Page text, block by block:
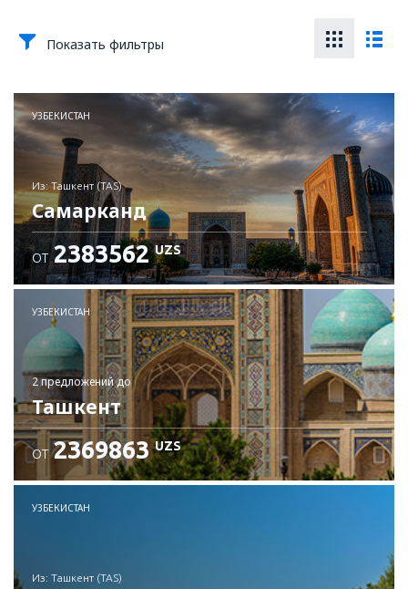
Показать фильтры
УЗБЕКИСТАН
из: Ташкент (TAS)
Самарканд
Проверьте подробности
ОТ 2383562 UZS
УЗБЕКИСТАН
2 предложенийдо
Ташкент
ОТ 2369863 UZS
УЗБЕКИСТАН
из: Ташкент (TAS)